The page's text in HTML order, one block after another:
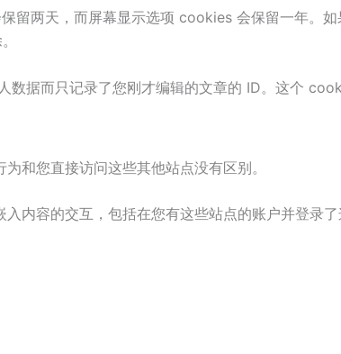
留两天，而屏幕显示选项 cookies 会保留一年。如
据而只记录了您刚才编辑的文章的 ID。这个
和您直接访问这些其他站点没有区别。
内容的交互，包括在您有这些站点的账户并登录